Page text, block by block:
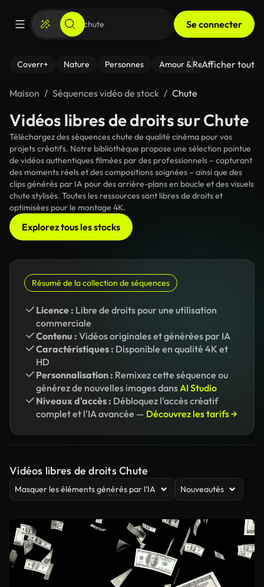
Se connecter
Coverr+ Nature Personnes Amour & Relations Le
Afficher tout
Maison Séquences vidéo de stock Chute
Vidéos libres de droits sur Chute
Téléchargez des séquences chute de qualité cinéma pour vos
projets créatifs. Notre bibliothèque propose une sélection pointue
de vidéos authentiques filmées par des professionnels – capturant
des moments réels et des compositions soignées – ainsi que des
clips générés par IA pour des arrière-plans en boucle et des visuels
chute stylisés. Toutes les ressources sont libres de droits et
optimisées pour le montage 4K.
Explorez tous les stocks
Résumé de la collection de séquences
Licence : Libre de droits pour une utilisation
commerciale
Contenu : Vidéos originales et générées par IA
Caractéristiques : Disponible en qualité 4K et
HD
Personnalisation : Remixez cette séquence ou
générez de nouvelles images dansAI Studio
Niveaux d'accès : Débloquez l'accès créatif
complet et l'IA avancée — Découvrez les tarifs →
Vidéos libres de droits Chute
Masquer les éléments générés par l’IA Nouveautés